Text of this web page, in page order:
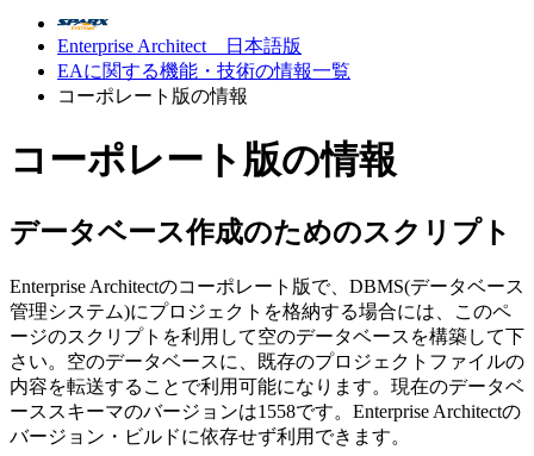
Enterprise Architect 日本語版
EAに関する機能・技術の情報一覧
コーポレート版の情報
コーポレート版の情報
データベース作成のためのスクリプト
Enterprise Architectのコーポレート版で、DBMS(データベース
管理システム)にプロジェクトを格納する場合には、このペ
ージのスクリプトを利用して空のデータベースを構築して下
さい。空のデータベースに、既存のプロジェクトファイルの
内容を転送することで利用可能になります。現在のデータベ
ーススキーマのバージョンは1558です。Enterprise Architectの
バージョン・ビルドに依存せず利用できます。